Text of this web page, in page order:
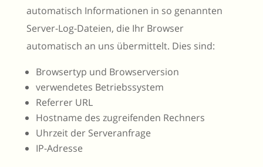
automatisch Informationen in so genannten
Server-Log-Dateien, die Ihr Browser
automatisch an uns übermittelt. Dies sind:
Browsertyp und Browserversion
verwendetes Betriebssystem
Referrer URL
Hostname des zugreifenden Rechners
Uhrzeit der Serveranfrage
IP-Adresse